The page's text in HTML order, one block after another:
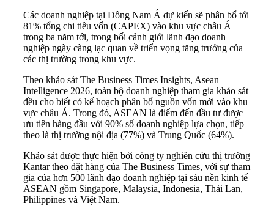
Các doanh nghiệp tại Đông Nam Á dự kiến sẽ phân bổ tới
81% tổng chi tiêu vốn (CAPEX) vào khu vực châu Á
trong ba năm tới, trong bối cảnh giới lãnh đạo doanh
nghiệp ngày càng lạc quan về triển vọng tăng trưởng của
các thị trường trong khu vực.
Theo khảo sát The Business Times Insights, Asean
Intelligence 2026, toàn bộ doanh nghiệp tham gia khảo sát
đều cho biết có kế hoạch phân bổ nguồn vốn mới vào khu
vực châu Á. Trong đó, ASEAN là điểm đến đầu tư được
ưu tiên hàng đầu với 90% số doanh nghiệp lựa chọn, tiếp
theo là thị trường nội địa (77%) và Trung Quốc (64%).
Khảo sát được thực hiện bởi công ty nghiên cứu thị trường
Kantar theo đặt hàng của The Business Times, với sự tham
gia của hơn 500 lãnh đạo doanh nghiệp tại sáu nền kinh tế
ASEAN gồm Singapore, Malaysia, Indonesia, Thái Lan,
Philippines và Việt Nam.